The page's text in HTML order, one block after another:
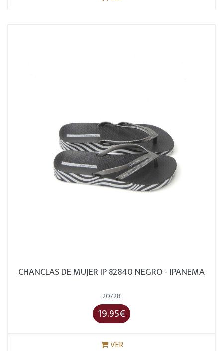
CHANCLAS DE MUJER IP 82840 NEGRO - IPANEMA
20728
19.95€
VER